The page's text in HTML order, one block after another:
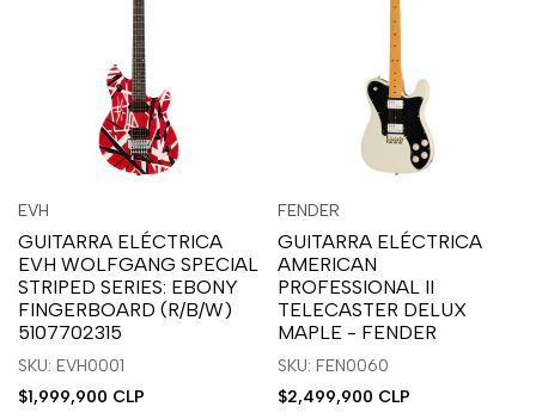
sesión
para
usar
la
lista
deseos.
para
usar
Compare
Proveedor:
EVH
GUITARRA ELÉCTRICA
EVH WOLFGANG SPECIAL
STRIPED SERIES: EBONY
FINGERBOARD (R/B/W)
5107702315
SKU: EVH0001
Precio
$1,999,900 CLP
sesión
para
usar
la
lista
deseos.
sesión
para
usar
Compare
Vista
Proveedor:
FENDER
GUITARRA ELÉCTRICA
AMERICAN
PROFESSIONAL II
TELECASTER DELUX
MAPLE - FENDER
SKU: FEN0060
Precio
$2,499,900 CLP